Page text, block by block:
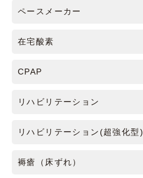
ペースメーカー
在宅酸素
CPAP
リハビリテーション
リハビリテーション(超強化型)
褥瘡（床ずれ）